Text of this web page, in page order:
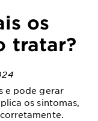
os
tratar?
e pode gerar
os sintomas,